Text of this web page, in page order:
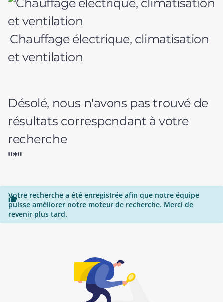
Chauffage électrique, climatisation
et ventilation
Désolé, nous n'avons pas trouvé de
résultats correspondant à votre
recherche
"*"

Votre recherche a été enregistrée afin que notre équipe
puisse améliorer notre moteur de recherche. Merci de
revenir plus tard.